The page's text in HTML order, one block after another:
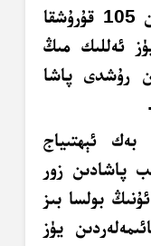
ئاستىغا چۈشكەندە يۈزلۈك ئالتۇن 105 قۇرۇشقا
ئەللىك مىڭ
رۇشدى پاشا
بەك ئېھتىياج
پاشادىن زور
بولسا بىز
يۈز